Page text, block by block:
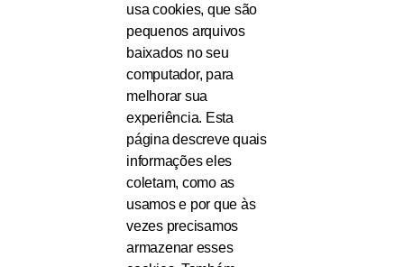
usa cookies, que são
pequenos arquivos
baixados no seu
computador, para
melhorar sua
experiência. Esta
página descreve quais
informações eles
coletam, como as
usamos e por que às
vezes precisamos
armazenar esses